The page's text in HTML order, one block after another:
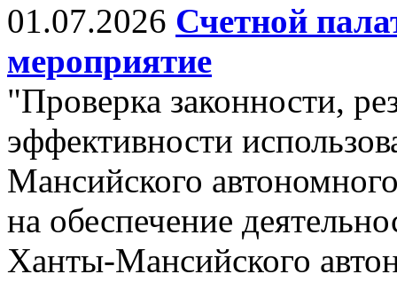
01.07.2026 Счетной
мероприятие
"Проверка законности,
эффективности
Мансийского
на обеспечение
Ханты-Мансийского